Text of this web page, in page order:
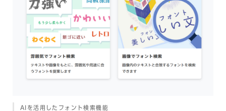
AIを活用したフォント検索機能